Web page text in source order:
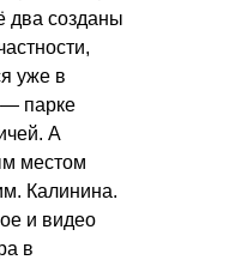
созданы
уже в
парке
А
местом
Калинина.
и видео
в